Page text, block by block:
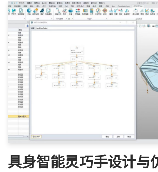
具身智能灵巧手设计与